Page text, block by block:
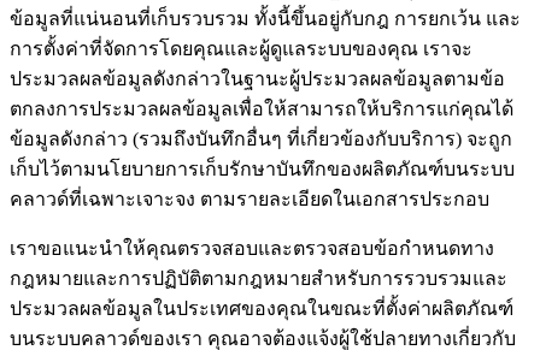
ข้อมูลที่แน่นอนที่เก็บรวบรวม ทั้งนี้ขึ้นอยู่กับกฎ การยกเว้น และ
การตั้งค่าที่จัดการโดยคุณและผู้ดูแลระบบของคุณ เราจะ
ประมวลผลข้อมูลดังกล่าวในฐานะผู้ประมวลผลข้อมูลตามข้อ
ตกลงการประมวลผลข้อมูลเพื่อให้สามารถให้บริการแก่คุณได้
ข้อมูลดังกล่าว (รวมถึงบันทึกอื่นๆ ที่เกี่ยวข้องกับบริการ) จะถูก
เก็บไว้ตามนโยบายการเก็บรักษาบันทึกของผลิตภัณฑ์บนระบบ
คลาวด์ที่เฉพาะเจาะจง ตามรายละเอียดในเอกสารประกอบ
เราขอแนะนําให้คุณตรวจสอบและตรวจสอบข้อกําหนดทาง
กฎหมายและการปฏิบัติตามกฎหมายสําหรับการรวบรวมและ
ประมวลผลข้อมูลในประเทศของคุณในขณะที่ตั้งค่าผลิตภัณฑ์
บนระบบคลาวด์ของเรา คุณอาจต้องแจ้งผู้ใช้ปลายทางเกี่ยวกับ